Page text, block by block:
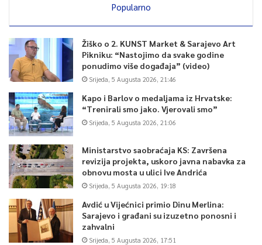
Popularno
Žiško o 2. KUNST Market & Sarajevo Art
Pikniku: “Nastojimo da svake godine
ponudimo više događaja” (video)
Srijeda, 5 Augusta 2026, 21:46
Kapo i Barlov o medaljama iz Hrvatske:
“Trenirali smo jako. Vjerovali smo”
Srijeda, 5 Augusta 2026, 21:06
Ministarstvo saobraćaja KS: Završena
revizija projekta, uskoro javna nabavka za
obnovu mosta u ulici Ive Andrića
Srijeda, 5 Augusta 2026, 19:18
Avdić u Vijećnici primio Dinu Merlina:
Sarajevo i građani su izuzetno ponosni i
zahvalni
Srijeda, 5 Augusta 2026, 17:51